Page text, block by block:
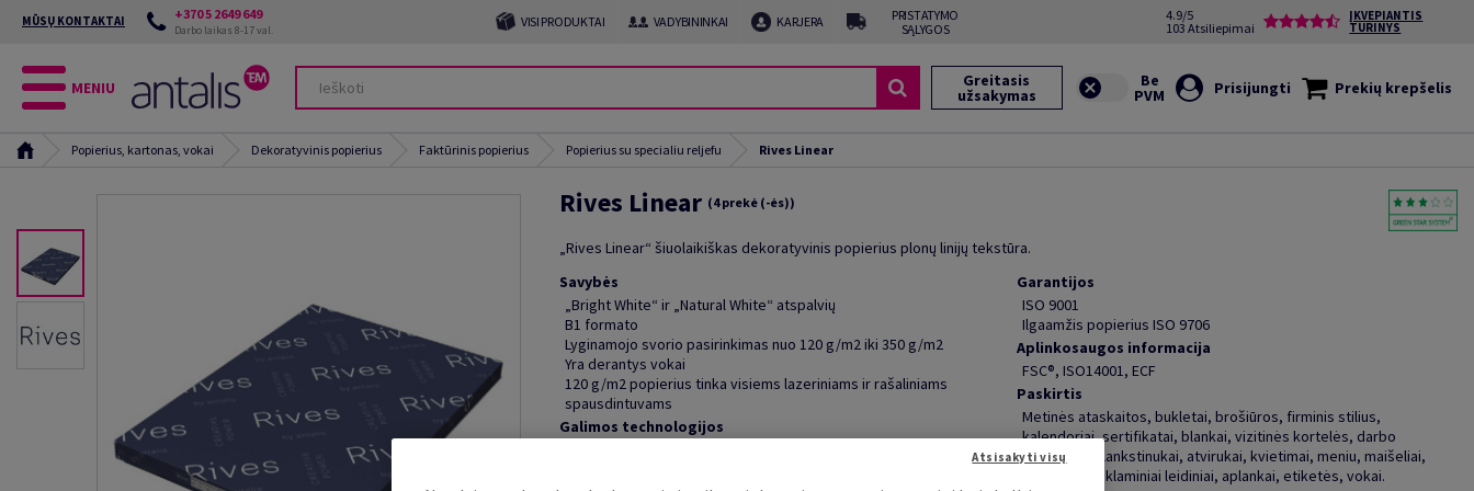
MŪSŲ KONTAKTAI +370 5 2649 649
Darbo laikas 8-17 val. VISI PRODUKTAI VADYBININKAI KARJERA
PRISTATYMO
SĄLYGOS
4.9/5
103 Atsiliepimai
ĮKVEPIANTIS
TURINYS
MENIU Greitasis
užsakymas Prisijungti Prekių krepšelis
Popierius, kartonas, vokai Dekoratyvinis popierius Faktūrinis popierius Popierius su specialiu reljefu Rives Linear
Rives Linear (4 prekė (-ės))
„Rives Linear“ šiuolaikiškas dekoratyvinis popierius plonų linijų tekstūra.
Savybės
„Bright White“ ir „Natural White“ atspalvių
B1 formato
Lyginamojo svorio pasirinkimas nuo 120 g/m2 iki 350 g/m2
Yra derantys vokai
120 g/m2 popierius tinka visiems lazeriniams ir rašaliniams
spausdintuvams
Galimos technologijos
Garantijos
ISO 9001
Ilgaamžis popierius ISO 9706
Aplinkosaugos informacija
FSC®, ISO14001, ECF
Paskirtis
Metinės ataskaitos, bukletai, brošiūros, firminis stilius,
kalendoriai, sertifikatai, blankai, vizitinės kortelės, darbo
kalendoriai, lankstinukai, atvirukai, kvietimai, meniu, maišeliai,
bloknotai, reklaminiai leidiniai, aplankai, etiketės, vokai.
Atsisakyti visų